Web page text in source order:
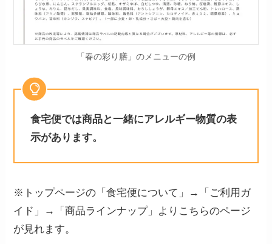
「春の彩り膳」のメニューの例
食宅便では商品と一緒にアレルギー物質の表
示があります。
※トップページの「食宅便について」→「ご利用ガ
イド」→「商品ラインナップ」よりこちらのページ
が見れます。